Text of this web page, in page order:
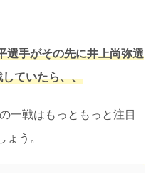
選手がその先に井上尚弥選
ていたら、、
一戦はもっともっと注目
う。